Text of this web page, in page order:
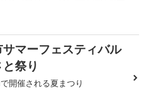
マーフェスティバル
祭り
開催される夏まつり